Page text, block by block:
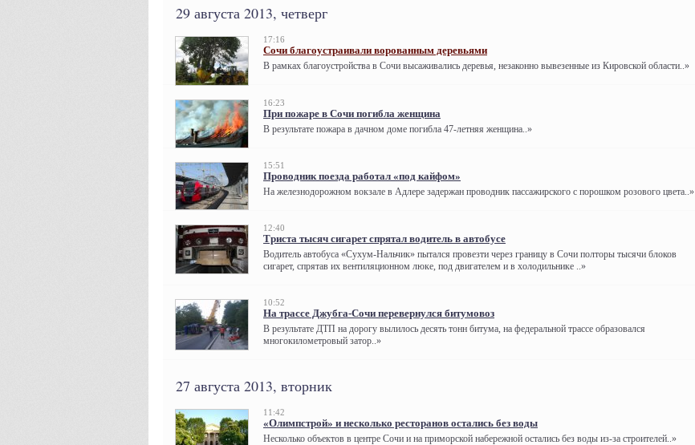
29 августа 2013, четверг
17:16
Сочи благоустраивали ворованным деревьями
В рамках благоустройства в Сочи высаживались деревья, незаконно вывезенные из Кировской области..»
16:23
При пожаре в Сочи погибла женщина
В результате пожара в дачном доме погибла 47-летняя женщина..»
15:51
Проводник поезда работал «под кайфом»
На железнодорожном вокзале в Адлере задержан проводник пассажирского с порошком розового цвета..»
12:40
Триста тысяч сигарет спрятал водитель в автобусе
Водитель автобуса «Сухум-Нальчик» пытался провезти через границу в Сочи полторы тысячи блоков
сигарет, спрятав их вентиляционном люке, под двигателем и в холодильнике ..»
10:52
На трассе Джубга-Сочи перевернулся битумовоз
В результате ДТП на дорогу вылилось десять тонн битума, на федеральной трассе образовался
многокилометровый затор..»
27 августа 2013, вторник
11:42
«Олимпстрой» и несколько ресторанов остались без воды
Несколько объектов в центре Сочи и на приморской набережной остались без воды из-за строителей..»